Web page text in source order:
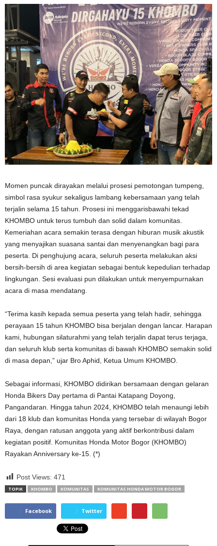
Momen puncak dirayakan melalui prosesi pemotongan tumpeng,
simbol rasa syukur sekaligus lambang kebersamaan yang telah
terjalin selama 15 tahun. Prosesi ini menggarisbawahi tekad
KHOMBO untuk terus tumbuh dan solid dalam komunitas.
Kemeriahan acara semakin terasa dengan hiburan musik akustik
yang menyajikan suasana santai dan menyenangkan bagi para
peserta. Di penghujung acara, seluruh peserta melakukan aksi
bersih-bersih di area kegiatan sebagai bentuk kepedulian terhadap
lingkungan. Sesi evaluasi pun dilakukan untuk menyempurnakan
acara di masa mendatang.
“Terima kasih kepada semua peserta yang telah hadir, sehingga
perayaan 15 tahun KHOMBO bisa berjalan dengan lancar. Harapan
kami, hubungan silaturahmi yang telah terjalin dapat terus terjaga,
dan seluruh klub serta komunitas di bawah KHOMBO semakin solid
di masa depan,” ujar Bro Aphid, Ketua Umum KHOMBO.
Sebagai informasi, KHOMBO didirikan bersamaan dengan gelaran
Honda Bikers Day pertama di Pantai Katapang Doyong,
Pangandaran. Hingga tahun 2024, KHOMBO telah menaungi lebih
dari 18 klub dan komunitas Honda yang tersebar di wilayah Bogor
Raya, dengan ratusan anggota yang aktif berkontribusi dalam
kegiatan positif. Komunitas Honda Motor Bogor (KHOMBO)
Rayakan Anniversary ke-15. (*)
Post Views: 471
TOPIK KHOMBO KOMUNITAS KOMUNITAS HONDA MOTOR BOGOR
Facebook Twitter